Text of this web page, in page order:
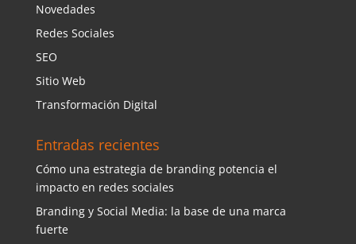
Novedades
Redes Sociales
SEO
Sitio Web
Transformación Digital
Entradas recientes
Cómo una estrategia de branding potencia el
impacto en redes sociales
Branding y Social Media: la base de una marca
fuerte